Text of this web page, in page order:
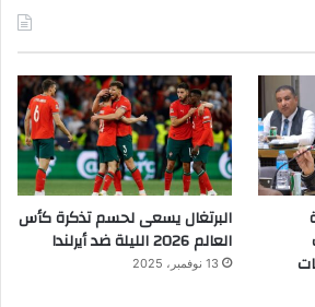
البرتغال يسعى لحسم تذكرة كأس
العالم 2026 الليلة ضد أيرلندا
13 نوفمبر، 2025